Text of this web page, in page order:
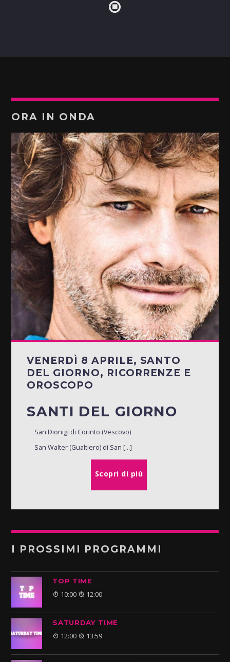
ORA IN ONDA
VENERDÌ 8 APRILE, SANTO
DEL GIORNO, RICORRENZE E
OROSCOPO
SANTI DEL GIORNO
San Dionigi di Corinto (Vescovo)
San Walter (Gualtiero) di San [...]
Scopri di più
I PROSSIMI PROGRAMMI
TOP TIME
10:00 12:00
SATURDAY TIME
12:00 13:59